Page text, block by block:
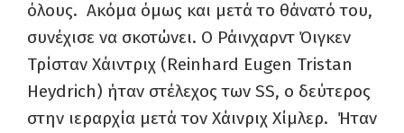
όλους. Ακόμα όμως και μετά το θάνατό του,
συνέχισε να σκοτώνει. Ο Ράινχαρντ Όιγκεν
Τρίσταν Χάιντριχ (Reinhard Eugen Tristan
Heydrich) ήταν στέλεχος των SS, ο δεύτερος
στην ιεραρχία μετά τον Χάινριχ Χίμλερ. Ήταν